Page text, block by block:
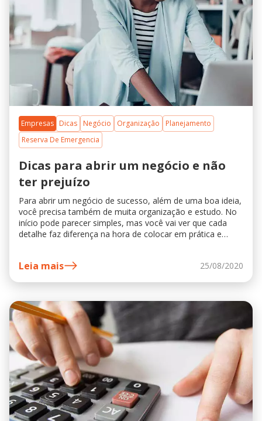
Empresas Dicas Negócio Organização
Planejamento
Reserva De Emergencia
Dicas para abrir um negócio e não
ter prejuízo
Para abrir um negócio de sucesso, além de uma boa ideia,
você precisa também de muita organização e estudo. No
início pode parecer simples, mas você vai ver que cada
detalhe faz diferença na hora de colocar em prática e
Leia mais 25/08/2020